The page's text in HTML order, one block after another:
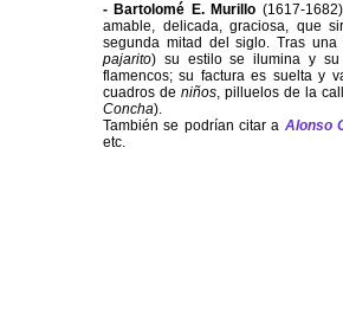
- Bartolomé E. Murillo (1617-
amable, delicada, graciosa, que
segunda mitad del siglo. Tras
pajarito) su estilo se ilumina y su
flamencos; su factura es suelta y
cuadros de niños, pilluelos de la
Concha).
También se podrían citar a Alonso
etc.